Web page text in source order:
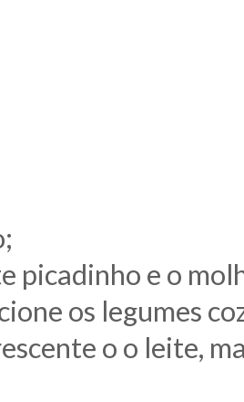
picadinho e o
os legumes
o o leite,